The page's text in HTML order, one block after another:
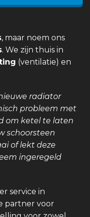
, maar noem ons
. We zijn thuis in
(ventilatie) en
radiator
probleem met
om ketel te laten
schoorsteen
of lekt deze
ingeregeld
service in
partner voor